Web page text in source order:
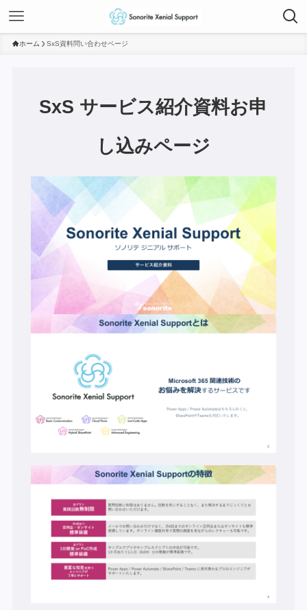
ホーム SxS資料問い合わせページ
SxS サービス紹介資料お申
し込みページ